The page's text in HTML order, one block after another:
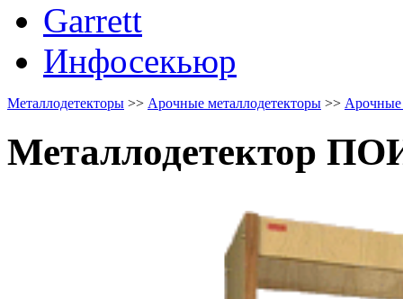
Garrett
Инфосекьюр
Металлодетекторы >> Арочные металлодетекторы >>
Металлодетектор